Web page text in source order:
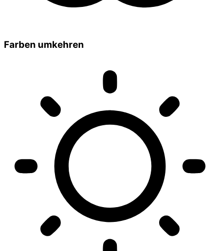
Farben umkehren